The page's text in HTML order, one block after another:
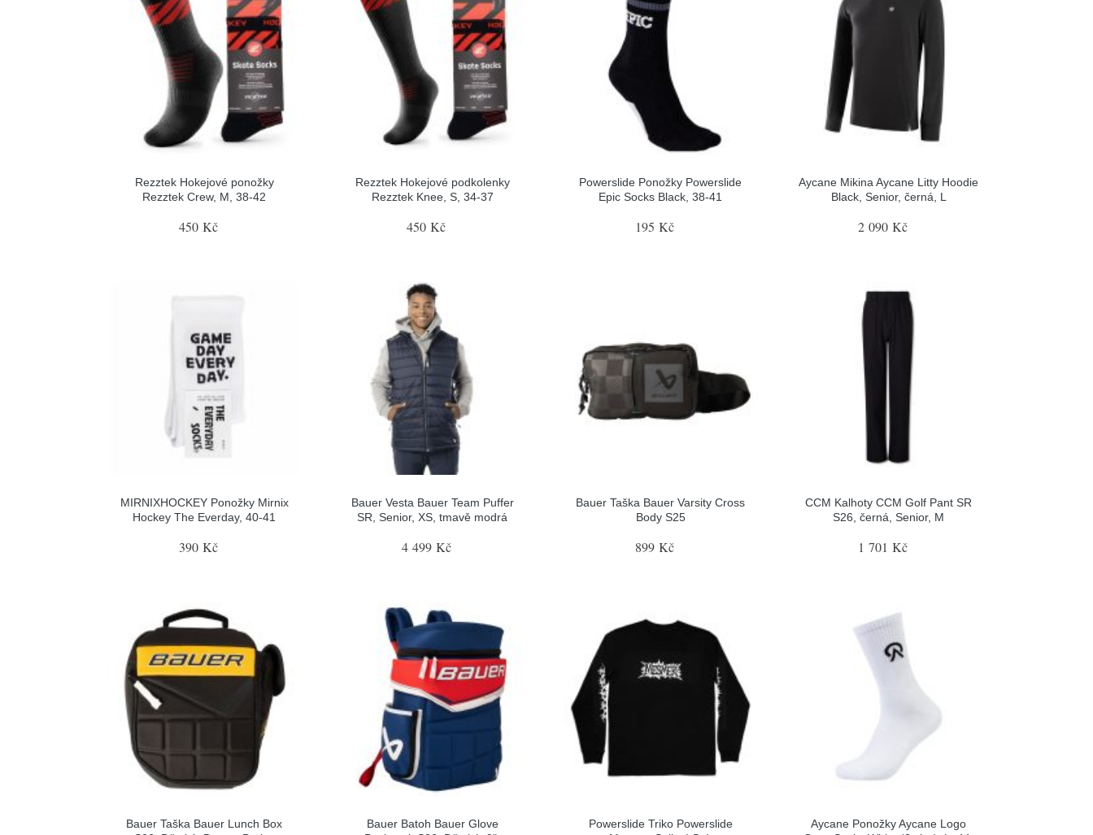
Rezztek Hokejové ponožky
Rezztek Crew, M, 38-42
450 Kč
Rezztek Hokejové podkolenky
Rezztek Knee, S, 34-37
450 Kč
Powerslide Ponožky Powerslide
Epic Socks Black, 38-41
195 Kč
Aycane Mikina Aycane Litty Hoodie
Black, Senior, černá, L
2 090 Kč
MIRNIXHOCKEY Ponožky Mirnix
Hockey The Everday, 40-41
390 Kč
Bauer Vesta Bauer Team Puffer
SR, Senior, XS, tmavě modrá
4 499 Kč
Bauer Taška Bauer Varsity Cross
Body S25
899 Kč
CCM Kalhoty CCM Golf Pant SR
S26, černá, Senior, M
1 701 Kč
Bauer Taška Bauer Lunch Box
Bauer Batoh Bauer Glove
Powerslide Triko Powerslide
Aycane Ponožky Aycane Logo